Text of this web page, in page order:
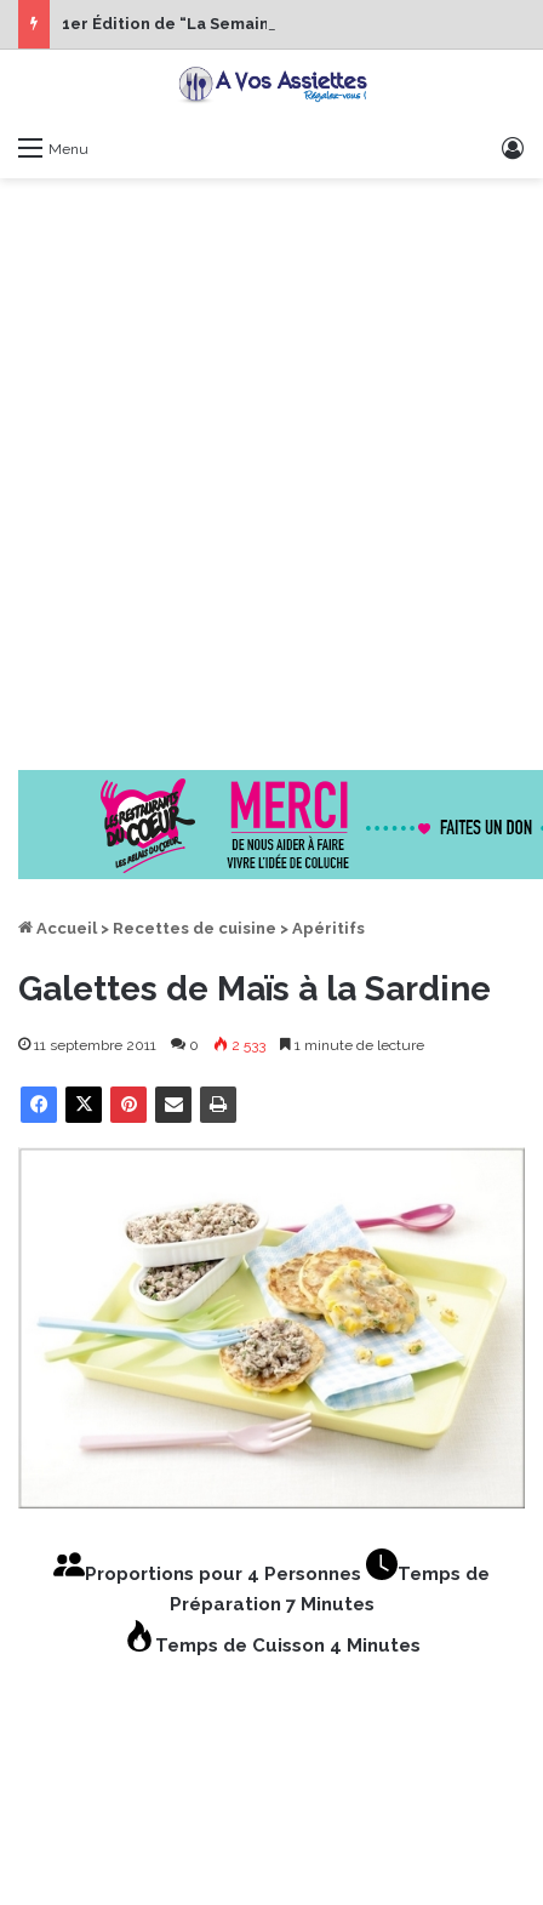
Menu
Accueil > Recettes de cuisine > Apéritifs
Galettes de Maïs à la Sardine
11 septembre 2011 0 2 533 1 minute de lecture
Proportions pour 4 Personnes
Temps de
Préparation 7 Minutes
Temps de Cuisson 4 Minutes